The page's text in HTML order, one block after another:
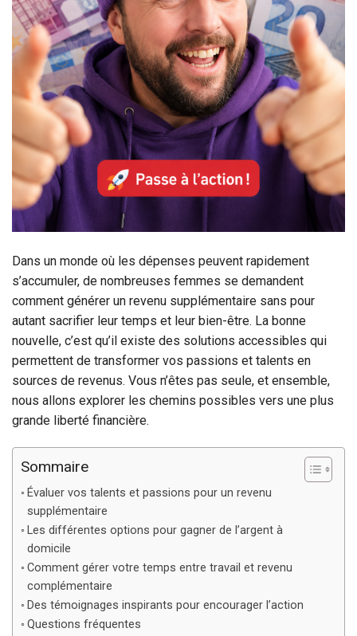
Dans un monde où les dépenses peuvent rapidement
s’accumuler, de nombreuses femmes se demandent
comment générer un revenu supplémentaire sans pour
autant sacrifier leur temps et leur bien-être. La bonne
nouvelle, c’est qu’il existe des solutions accessibles qui
permettent de transformer vos passions et talents en
sources de revenus. Vous n’êtes pas seule, et ensemble,
nous allons explorer les chemins possibles vers une plus
grande liberté financière.
Sommaire
Évaluer vos talents et passions pour un revenu
supplémentaire
Les différentes options pour gagner de l’argent à
domicile
Comment gérer votre temps entre travail et revenu
complémentaire
Des témoignages inspirants pour encourager l’action
Questions fréquentes